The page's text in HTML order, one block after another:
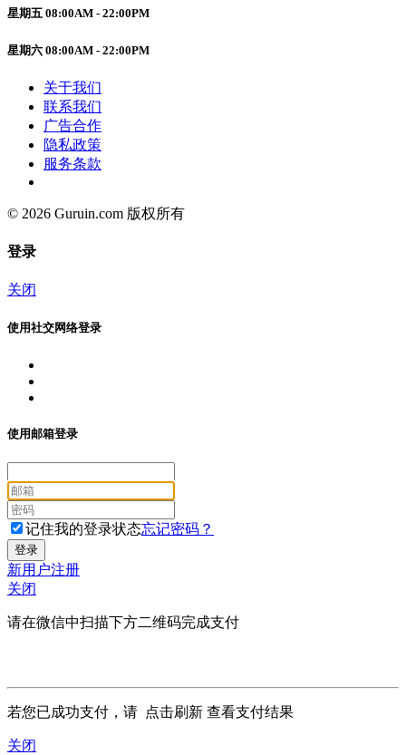
星期五 08:00AM - 22:00PM
星期六 08:00AM - 22:00PM
关于我们
联系我们
广告合作
隐私政策
服务条款
© 2026 Guruin.com 版权所有
登录
关闭
使用社交网络登录
使用邮箱登录
记住我的登录状态忘记密码？
新用户注册
关闭
请在微信中扫描下方二维码完成支付
若您已成功支付，请 点击刷新 查看支付结果
关闭